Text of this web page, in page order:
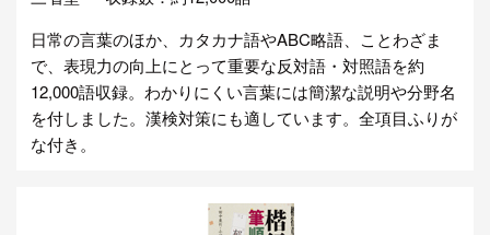
日常の言葉のほか、カタカナ語やABC略語、ことわざま
で、表現力の向上にとって重要な反対語・対照語を約
12,000語収録。わかりにくい言葉には簡潔な説明や分野名
を付しました。漢検対策にも適しています。全項目ふりが
な付き。